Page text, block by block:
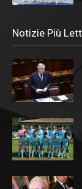
Notizie Più